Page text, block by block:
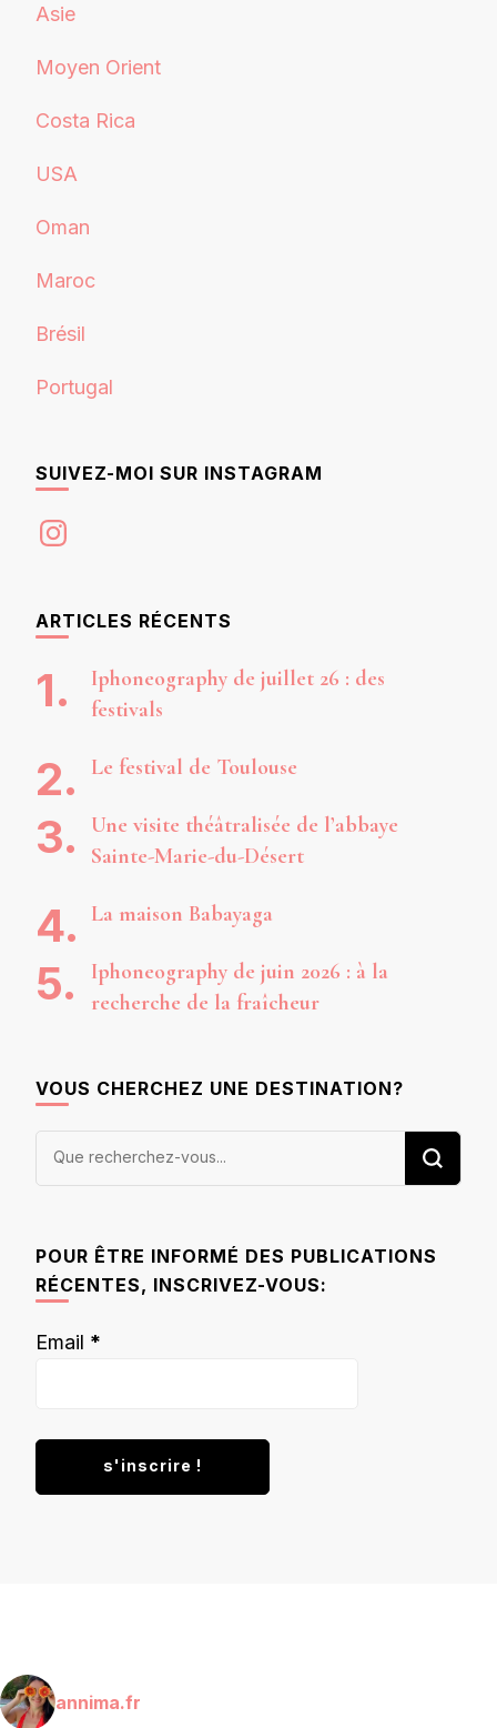
Asie
Moyen Orient
Costa Rica
USA
Oman
Maroc
Brésil
Portugal
SUIVEZ-MOI SUR INSTAGRAM
Instagram
ARTICLES RÉCENTS
Iphoneography de juillet 26 : des
festivals
Le festival de Toulouse
Une visite théâtralisée de l’abbaye
Sainte-Marie-du-Désert
La maison Babayaga
Iphoneography de juin 2026 : à la
recherche de la fraîcheur
VOUS CHERCHEZ UNE DESTINATION?
Vous
POUR ÊTRE INFORMÉ DES PUBLICATIONS
RÉCENTES, INSCRIVEZ-VOUS:
Email *
annima.fr